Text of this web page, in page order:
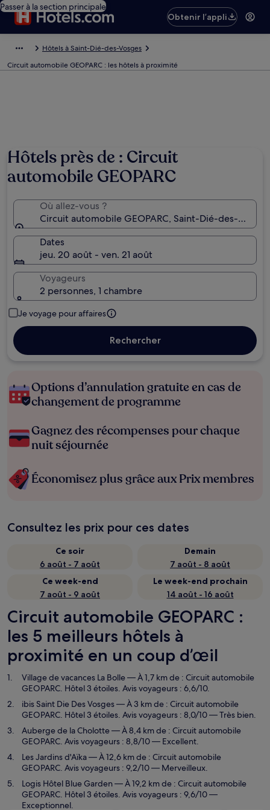
Passer à la section principale
Obtenir l’appli
Hôtels à Saint-Dié-des-Vosges
Circuit automobile GEOPARC : les hôtels à proximité
Hôtels près de : Circuit
automobile GEOPARC
Où allez-vous ?
Circuit automobile GEOPARC, Saint-Dié-des-
Dates
jeu. 20 août - ven. 21 août
Voyageurs
2 personnes, 1 chambre
Je voyage pour affaires
Rechercher
Options d’annulation gratuite en cas de
changement de programme
Gagnez des récompenses pour chaque
nuit séjournée
Économisez plus grâce aux Prix membres
Consultez les prix pour ces dates
Ce soir
6 août - 7 août
Demain
7 août - 8 août
Ce week-end
7 août - 9 août
Le week-end prochain
14 août - 16 août
Circuit automobile GEOPARC :
les 5 meilleurs hôtels à
proximité en un coup d’œil
Village de vacances La Bolle— À 1,7 km de : Circuit automobile
GEOPARC. Hôtel 3 étoiles. Avis voyageurs : 6,6/10.
ibis Saint Die Des Vosges— À 3 km de : Circuit automobile
GEOPARC. Hôtel 3 étoiles. Avis voyageurs : 8,0/10 — Très bien.
Auberge de la Cholotte— À 8,4 km de : Circuit automobile
GEOPARC. Avis voyageurs : 8,8/10 — Excellent.
Les Jardins d'Aïka— À 12,6 km de : Circuit automobile
GEOPARC. Avis voyageurs : 9,2/10 — Merveilleux.
Logis Hôtel Blue Garden— À 19,2 km de : Circuit automobile
GEOPARC. Hôtel 3 étoiles. Avis voyageurs : 9,6/10 —
Exceptionnel.